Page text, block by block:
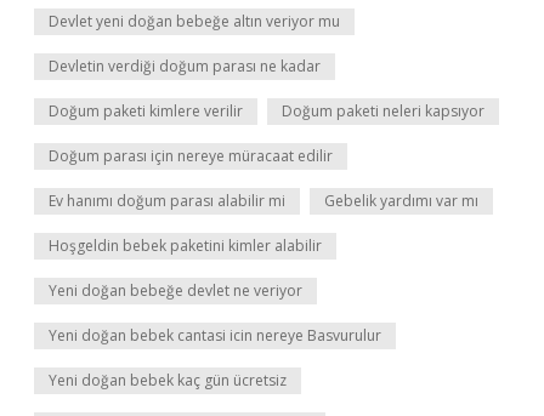
Devlet yeni doğan bebeğe altın veriyor mu
Devletin verdiği doğum parası ne kadar
Doğum paketi kimlere verilir Doğum paketi neleri kapsıyor
Doğum parası için nereye müracaat edilir
Ev hanımı doğum parası alabilir mi Gebelik yardımı var mı
Hoşgeldin bebek paketini kimler alabilir
Yeni doğan bebeğe devlet ne veriyor
Yeni doğan bebek cantasi icin nereye Basvurulur
Yeni doğan bebek kaç gün ücretsiz